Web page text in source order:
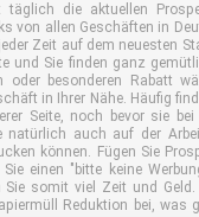
täglich die aktuellen
von allen Geschäften in
Zeit auf dem neuesten
und Sie finden ganz
oder besonderen Rabatt
in Ihrer Nähe. Häufig
Seite, noch bevor sie
natürlich auch auf der
können. Fügen Sie
einen "bitte keine
Sie somit viel Zeit und Geld.
Reduktion bei, was